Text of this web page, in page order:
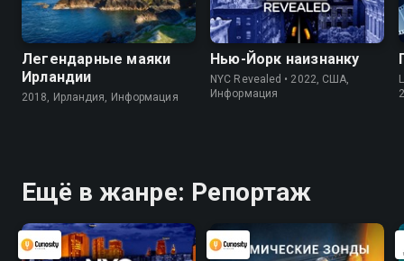
Легендарные маяки
Ирландии
2018, Ирландия, Информация
Нью-Йорк наизнанку
NYC Revealed • 2022, США,
Информация
Ещё в жанре: Репортаж